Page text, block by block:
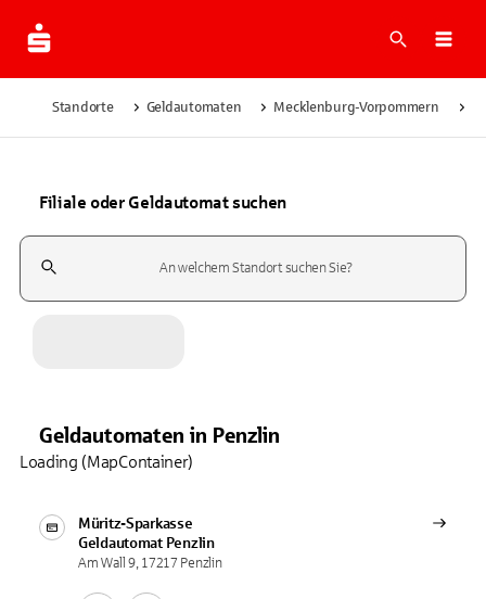
Suche
Standorte Geldautomaten Mecklenburg-Vorpommern
Filiale oder Geldautomat suchen
Suchfeld
Geldautomaten in Penzlin
Müritz-Sparkasse
Geldautomat Penzlin
Am Wall 9, 17217 Penzlin
Loading (MapContainer)